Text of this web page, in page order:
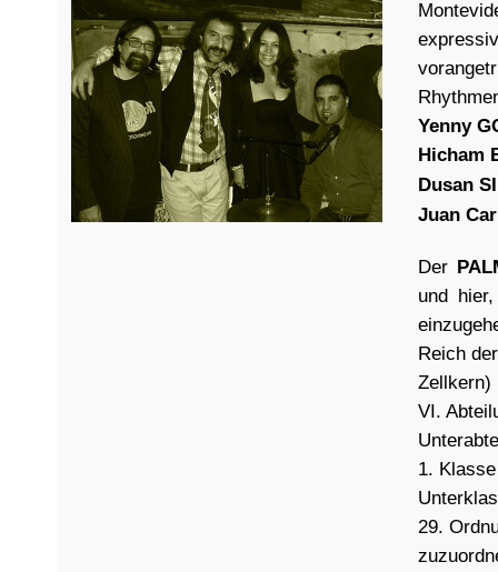
Yenny
Hicham
Dusan
Juan
Der
und
Reich
Zellkern)
VI.
1.
29.